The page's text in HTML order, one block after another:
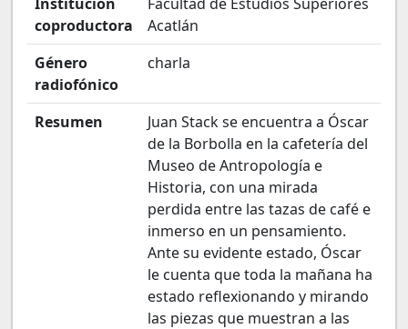
coproductora
Acatlán
Género
radiofónico
charla
Resumen
Juan Stack se encuentra a Óscar
de la Borbolla en la cafetería del
Museo de Antropología e
Historia, con una mirada
perdida entre las tazas de café e
inmerso en un pensamiento.
Ante su evidente estado, Óscar
le cuenta que toda la mañana ha
estado reflexionando y mirando
las piezas que muestran a las